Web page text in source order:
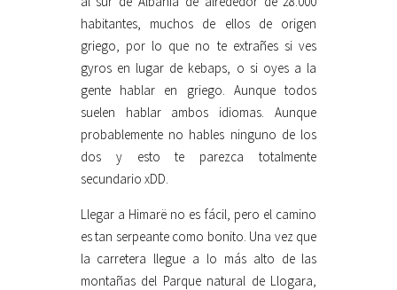
habitantes, muchos de ellos de origen
griego, por lo que no te extrañes si ves
gyros en lugar de kebaps, o si oyes a la
gente hablar en griego. Aunque todos
suelen hablar ambos idiomas. Aunque
probablemente no hables ninguno de los
dos y esto te parezca totalmente
secundario xDD.
Llegar a Himarë no es fácil, pero el camino
es tan serpeante como bonito. Una vez que
la carretera llegue a lo más alto de las
montañas del Parque natural de Llogara,